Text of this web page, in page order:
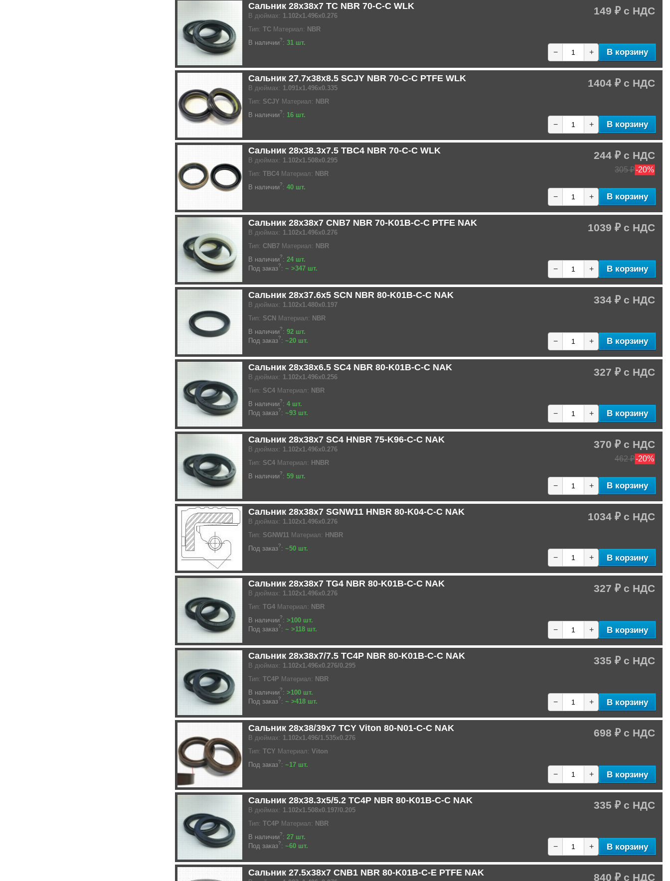
Сальник 28x38x7 TC NBR 70-C-C WLK
В дюймах: 1.102x1.496x0.276
Тип: TC Материал: NBR
В наличии?: 31 шт.
149 ₽
− + В корзину
Сальник 27.7x38x8.5 SCJY NBR 70-C-C PTFE WLK
В дюймах: 1.091x1.496x0.335
Тип: SCJY Материал: NBR
В наличии?: 16 шт.
1404 ₽
− + В корзину
Сальник 28x38.3x7.5 TBC4 NBR 70-C-C WLK
В дюймах: 1.102x1.508x0.295
Тип: TBC4 Материал: NBR
В наличии?: 40 шт.
244 ₽
305 ₽-20%
− + В корзину
Сальник 28x38x7 CNB7 NBR 70-K01B-C-C PTFE NAK
В дюймах: 1.102x1.496x0.276
Тип: CNB7 Материал: NBR
В наличии?: 24 шт.
Под заказ?: ~ >347 шт.
1039 ₽
− + В корзину
Сальник 28x37.6x5 SCN NBR 80-K01B-C-C NAK
В дюймах: 1.102x1.480x0.197
Тип: SCN Материал: NBR
В наличии?: 92 шт.
Под заказ?: ~20 шт.
334 ₽
− + В корзину
Сальник 28x38x6.5 SC4 NBR 80-K01B-C-C NAK
В дюймах: 1.102x1.496x0.256
Тип: SC4 Материал: NBR
В наличии?: 4 шт.
Под заказ?: ~93 шт.
327 ₽
− + В корзину
Сальник 28x38x7 SC4 HNBR 75-K96-C-C NAK
В дюймах: 1.102x1.496x0.276
Тип: SC4 Материал: HNBR
В наличии?: 59 шт.
370 ₽
462 ₽-20%
− + В корзину
Сальник 28x38x7 SGNW11 HNBR 80-K04-C-C NAK
В дюймах: 1.102x1.496x0.276
Тип: SGNW11 Материал: HNBR
Под заказ?: ~50 шт.
1034 ₽
− + В корзину
Сальник 28x38x7 TG4 NBR 80-K01B-C-C NAK
В дюймах: 1.102x1.496x0.276
Тип: TG4 Материал: NBR
В наличии?: >100 шт.
Под заказ?: ~ >118 шт.
327 ₽
− + В корзину
Сальник 28x38x7/7.5 TC4P NBR 80-K01B-C-C NAK
В дюймах: 1.102x1.496x0.276/0.295
Тип: TC4P Материал: NBR
В наличии?: >100 шт.
Под заказ?: ~ >418 шт.
335 ₽
− + В корзину
Сальник 28x38/39x7 TCY Viton 80-N01-C-C NAK
В дюймах: 1.102x1.496/1.535x0.276
Тип: TCY Материал: Viton
Под заказ?: ~17 шт.
698 ₽
− + В корзину
Сальник 28x38.3x5/5.2 TC4P NBR 80-K01B-C-C NAK
В дюймах: 1.102x1.508x0.197/0.205
Тип: TC4P Материал: NBR
В наличии?: 27 шт.
Под заказ?: ~60 шт.
335 ₽
− + В корзину
Сальник 27.5x38x7 CNB1 NBR 80-K01B-C-E PTFE NAK 840 ₽